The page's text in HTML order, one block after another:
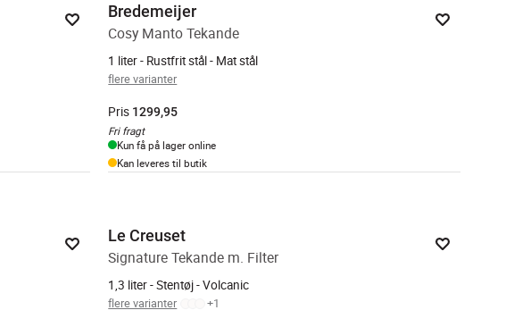
Bredemeijer
Cosy Manto Tekande
1 liter - Rustfrit stål - Mat stål
flere varianter
Pris 1299,95
Fri fragt
Kun få på lager online
Kan leveres til butik
Le Creuset
Signature Tekande m. Filter
1,3 liter - Stentøj - Volcanic
flere varianter +1